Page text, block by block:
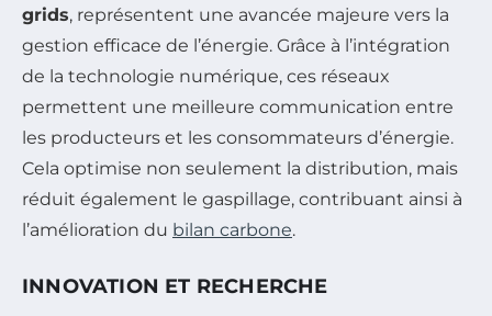
grids, représentent une avancée majeure vers la
gestion efficace de l’énergie. Grâce à l’intégration
de la technologie numérique, ces réseaux
permettent une meilleure communication entre
les producteurs et les consommateurs d’énergie.
Cela optimise non seulement la distribution, mais
réduit également le gaspillage, contribuant ainsi à
l’amélioration du bilan carbone.
INNOVATION ET RECHERCHE